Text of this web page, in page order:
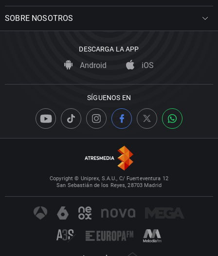
SOBRE NOSOTROS
DESCARGA LA APP
Android iOS
SÍGUENOS EN
Copyright © Uniprex, S.A.U., C/ Fuerteventura 12
San Sebastián de los Reyes, 28703 Madrid